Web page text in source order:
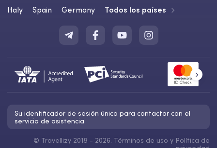
Italy
Spain Germany Todos los países
Su identificador de sesión único para contactar con el
servicio de asistencia
© Travellizy 2018 - 2026. Términos de uso y Política de